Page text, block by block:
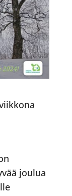
joulua